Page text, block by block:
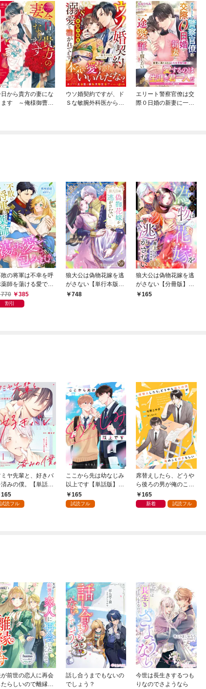
から貴方の妻にな
ます ～俺様御曹司
ウソ婚契約ですが、ド
Ｓな敏腕外科医から溺
エリート警察官僚は交
際０日婚の新妻に一途
の将軍は不幸を呼
師を蕩ける愛で包
む
770 385
割引
狼大公は偽物花嫁を逃
がさない【単行本版限
定描きおろし付き】
748
狼大公は偽物花嫁を逃
がさない【分冊版】1
話165
ミヤ先輩と、好きバ
済みの僕。【単話
】1巻
165
試読フル
ここから先は幼なじみ
以上です【単話版】1
巻165
試読フル
席替えしたら、どうや
ら後ろの男が俺のこと
好きらしい【単話版】
１巻
165
新着 試読フル
が前世の恋人に再会
たらしいので離縁し
話し合うまでもないの
でしょう？
今世は長生きするつも
りなのでさようなら